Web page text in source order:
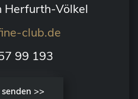
Herfurth-Völkel
club.de
99 193
>>